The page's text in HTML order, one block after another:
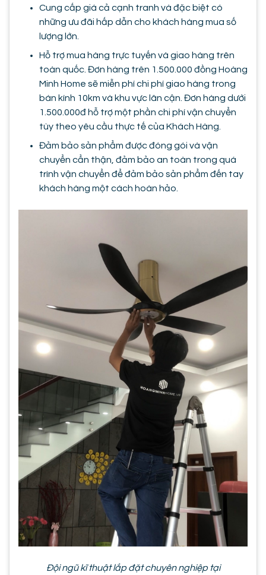
Cung cấp giá cả cạnh tranh và đặc biệt có
những ưu đãi hấp dẫn cho khách hàng mua số
lượng lớn.
Hỗ trợ mua hàng trực tuyến và giao hàng trên
toàn quốc. Đơn hàng trên 1.500.000 đồng Hoàng
Minh Home sẽ miễn phí chi phí giao hàng trong
bán kính 10km và khu vực lân cận. Đơn hàng dưới
1.500.000đ hỗ trợ một phần chi phí vận chuyển
tùy theo yêu cầu thực tế của Khách Hàng.
Đảm bảo sản phẩm được đóng gói và vận
chuyển cẩn thận, đảm bảo an toàn trong quá
trình vận chuyển để đảm bảo sản phẩm đến tay
khách hàng một cách hoàn hảo.
Đội ngũ kĩ thuật lắp đặt chuyên nghiệp tại